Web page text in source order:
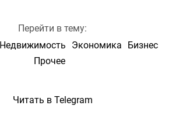
Перейти в тему:
Недвижимость Экономика
Бизнес
Прочее
Читать в Telegram